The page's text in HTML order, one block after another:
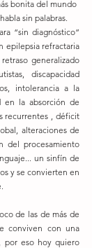
bonita del mundo
sin palabras.
“sin diagnóstico”
epilepsia refractaria
generalizado
discapacidad
intolerancia a la
la absorción de
recurrentes , déficit
alteraciones de
del procesamiento
un sinfín de
y se convierten en
de las de más de
conviven con una
por eso hoy quiero